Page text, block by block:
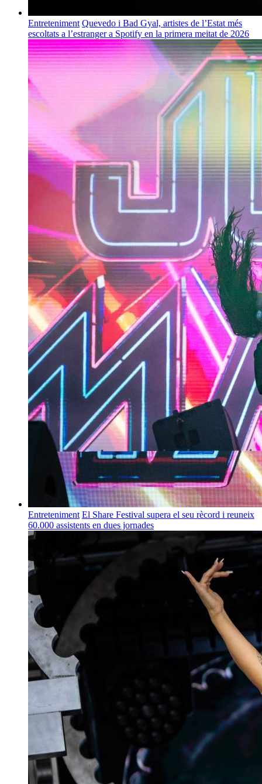
Entreteniment Quevedo i Bad Gyal, artistes de l’Estat més
escoltats a l’estranger a Spotify en la primera meitat de 2026
Entreteniment El Share Festival supera el seu rècord i reuneix
60.000 assistents en dues jornades